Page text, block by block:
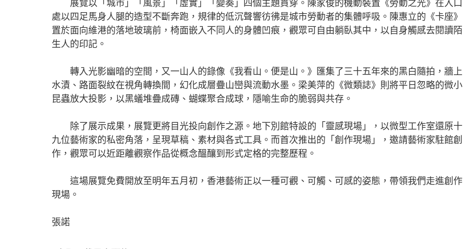
展覽以「城市」「風景」「虛實」「變奏」四個主題貫穿。陳家俊的機動裝置《勞動之光》在入口
處以四足馬身人腿的造型不斷奔跑，規律的低沉聲響彷彿是城市勞動者的集體呼吸。陳惠立的《卡座》
置於面向維港的落地玻璃前，椅面嵌入不同人的身體凹痕，觀眾可自由躺臥其中，以自身觸感去閱讀陌
生人的印記。
轉入光影幽暗的空間，又一山人的錄像《我看山。便是山。》匯集了三十五年來的黑白隨拍，牆上
水漬、路面裂紋在視角轉換間，幻化成層疊山巒與流動水墨。梁美萍的《微類誌》則將平日忽略的微小
昆蟲放大投影，以黑蟻堆疊成磚、蝴蝶聚合成球，隱喻生命的脆弱與共存。
除了展示成果，展覽更將目光投向創作之源。地下別館特設的「靈感現場」，以微型工作室還原十
九位藝術家的私密角落，呈現草稿、素材與各式工具。而首次推出的「創作現場」，邀請藝術家駐館創
作，觀眾可以近距離觀察作品從概念醞釀到形式定格的完整歷程。
這場展覽免費開放至明年五月初，香港藝術正以一種可觀、可觸、可感的姿態，帶領我們走進創作
現場。
張諾